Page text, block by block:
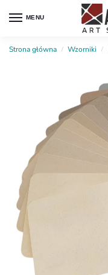
MENU
Strona główna / Wzorniki /